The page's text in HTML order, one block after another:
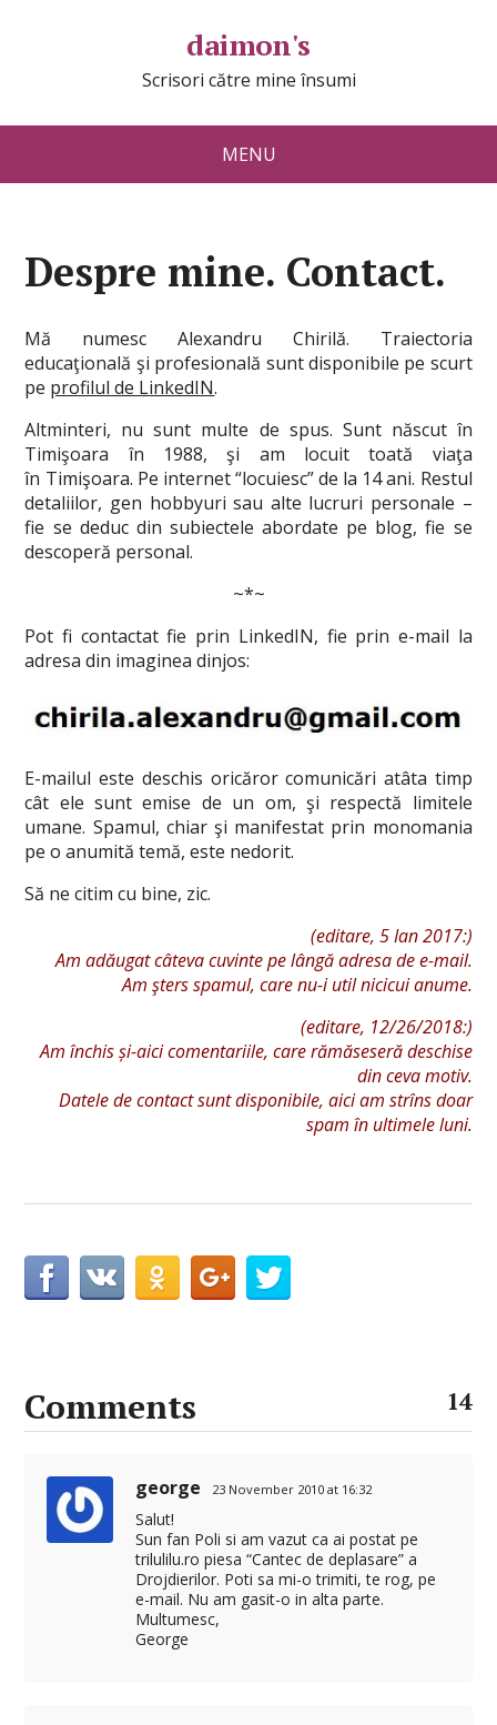
daimon's
Scrisori către mine însumi
MENU
Despre mine. Contact.
Mă numesc Alexandru Chirilă. Traiectoria
educaţională şi profesională sunt disponibile pe scurt
pe profilul de LinkedIN.
Altminteri, nu sunt multe de spus. Sunt născut în
Timişoara în 1988, şi am locuit toată viaţa
în Timişoara. Pe internet “locuiesc” de la 14 ani. Restul
detaliilor, gen hobbyuri sau alte lucruri personale –
fie se deduc din subiectele abordate pe blog, fie se
descoperă personal.
~*~
Pot fi contactat fie prin LinkedIN, fie prin e-mail la
adresa din imaginea dinjos:
E-mailul este deschis oricăror comunicări atâta timp
cât ele sunt emise de un om, şi respectă limitele
umane. Spamul, chiar şi manifestat prin monomania
pe o anumită temă, este nedorit.
Să ne citim cu bine, zic.
(editare, 5 Ian 2017:)
Am adăugat câteva cuvinte pe lângă adresa de e-mail.
Am şters spamul, care nu-i util nicicui anume.
(editare, 12/26/2018:)
Am închis și-aici comentariile, care rămăseseră deschise
din ceva motiv.
Datele de contact sunt disponibile, aici am strîns doar
spam în ultimele luni.
Comments 14
george 23 November 2010 at 16:32
Salut!
Sun fan Poli si am vazut ca ai postat pe
trilulilu.ro piesa “Cantec de deplasare” a
Drojdierilor. Poti sa mi-o trimiti, te rog, pe
e-mail. Nu am gasit-o in alta parte.
Multumesc,
George